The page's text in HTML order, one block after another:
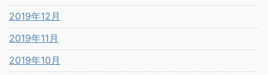
2019年12月
2019年11月
2019年10月